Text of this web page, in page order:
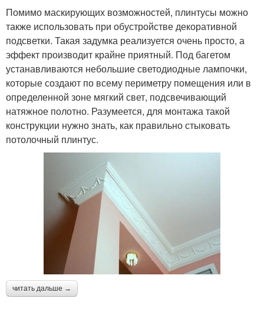
Помимо маскирующих возможностей, плинтусы можно
также использовать при обустройстве декоративной
подсветки. Такая задумка реализуется очень просто, а
эффект производит крайне приятный. Под багетом
устанавливаются небольшие светодиодные лампочки,
которые создают по всему периметру помещения или в
определенной зоне мягкий свет, подсвечивающий
натяжное полотно. Разумеется, для монтажа такой
конструкции нужно знать, как правильно стыковать
потолочный плинтус.
читать дальше →